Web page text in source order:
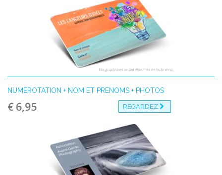
Vos graphiques seront imprimés en recto verso
NUMÉROTATION + NOM ET PRENOMS + PHOTOS
€ 6,95 REGARDEZ